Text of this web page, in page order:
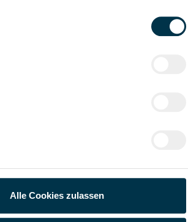
Alle Cookies zulassen
meine personenbezogenen Daten im
für die Dauer von drei
dürfen.*